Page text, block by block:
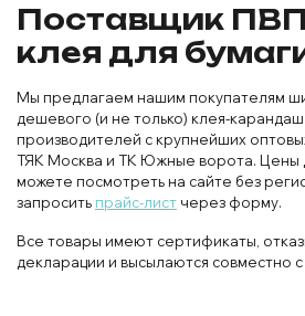
Поставщик ПВП
клея для
Мы предлагаем нашим покупателям
дешевого (и не только) клея-
производителей с крупнейших
ТЯК Москва и ТК Южные ворота. Цены
можете посмотреть на сайте без
запросить прайс-лист через форму.
Все товары имеют сертификаты,
декларации и высылаются совместно с